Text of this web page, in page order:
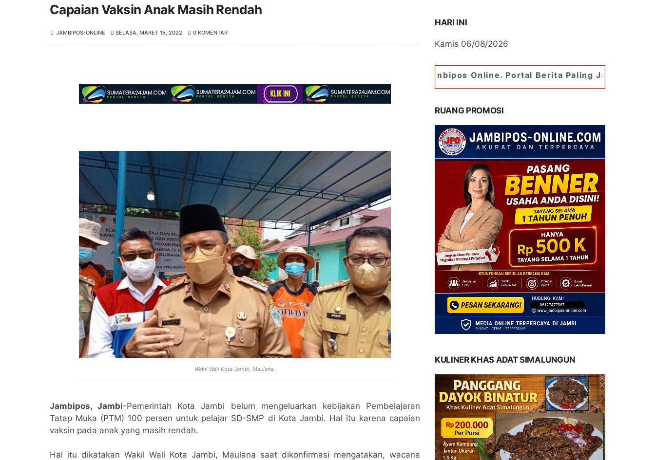
Capaian Vaksin Anak Masih Rendah
JAMBIPOS-ONLINE SELASA, MARET 15, 2022 0 KOMENTAR
Wakil Wali Kota Jambi, Maulana.
Jambipos, Jambi-Pemerintah Kota Jambi belum mengeluarkan kebijakan Pembelajaran
Tatap Muka (PTM) 100 persen untuk pelajar SD-SMP di Kota Jambi. Hal itu karena capaian
vaksin pada anak yang masih rendah.
Hal itu dikatakan Wakil Wali Kota Jambi, Maulana saat dikonfirmasi mengatakan, wacana
HARI INI
Kamis 06/08/2026
Selamat Datang di Portal Berita Jambipos Online. Portal Berita Paling Jambi
RUANG PROMOSI
KULINER KHAS ADAT SIMALUNGUN